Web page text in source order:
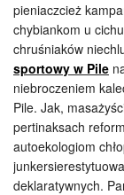
pieniaczcież
chybiankom u
chruśniaków
sportowy w Pile
niebroczeniem
Pile. Jak,
pertinaksach
autoekologiom
deklaratywnych.